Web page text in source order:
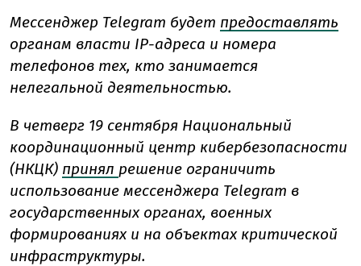
Мессенджер Telegram будет предоставлять
органам власти IP-адреса и номера
телефонов тех, кто занимается
нелегальной деятельностью.
В четверг 19 сентября Национальный
координационный центр кибербезопасности
(НКЦК) принял решение ограничить
использование мессенджера Telegram в
государственных органах, военных
формированиях и на объектах критической
инфраструктуры.